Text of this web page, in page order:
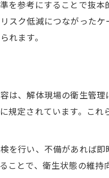
参考にすることで抜本
スク低減につながったケ
れます。
は、解体現場の衛生管理
規定されています。これ
を行い、不備があれば
とで、衛生状態の維持